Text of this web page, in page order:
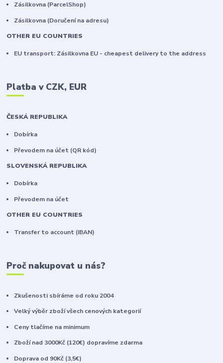
Zásilkovna (ParcelShop)
Zásilkovna (Doručení na adresu)
OTHER EU COUNTRIES
EU transport: Zásilkovna EU - cheapest delivery to the address
Platba v CZK, EUR
ČESKÁ REPUBLIKA
Dobírka
Převodem na účet (QR kód)
SLOVENSKÁ REPUBLIKA
Dobírka
Převodem na účet
OTHER EU COUNTRIES
Transfer to account (IBAN)
Proč nakupovat u nás?
Zkušenosti sbíráme od roku 2004
Velký výběr zboží všech cenových kategorií
Ceny tlačíme na minimum
Zboží nad 3000Kč (120€) dopravíme zdarma
Doprava od 90Kč (3,5€)